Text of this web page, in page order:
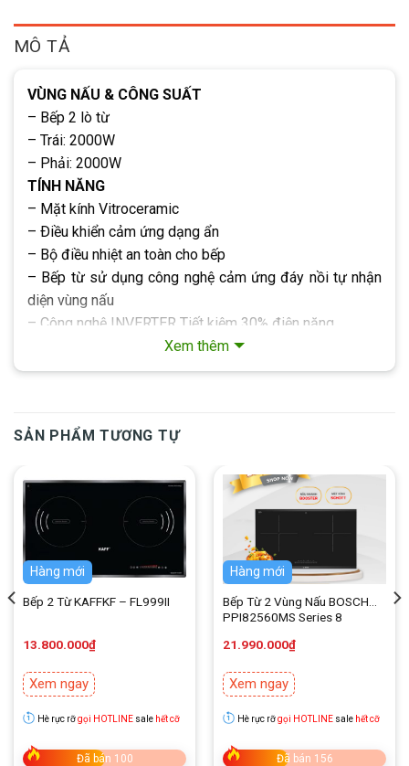
MÔ TẢ
VÙNG NẤU & CÔNG SUẤT
– Bếp 2 lò từ
– Trái: 2000W
– Phải: 2000W
TÍNH NĂNG
– Mặt kính Vitroceramic
– Ðiều khiển cảm ứng dạng ẩn
– Bộ điều nhiệt an toàn cho bếp
– Bếp từ sử dụng công nghệ cảm ứng đáy nồi tự nhận
diện vùng nấu
– Công nghệ INVERTER Tiết kiệm 30% điện năng
– Cảnh báo nhiệt dư
– Tự động ngắt khi quá nhiệt
THÔNG SỐ KỸ THUẬT
– Kích thước mặt bếp: 710x410mm
– Kích thước khoét đá: 680x380mm
– Tổng công suất: 4000w
Xem thêm
SẢN PHẨM TƯƠNG TỰ
Hàng mới
Bếp 2 Từ KAFFKF – FL999II
13.800.000₫
Xem ngay
Hè rực rỡgọi HOTLINEsale hết cỡ
Đã bán 100
Hàng mới
Bếp Từ 2 Vùng Nấu BOSCH
PPI82560MS Series 8
21.990.000₫
Xem ngay
Hè rực rỡgọi HOTLINEsale hết cỡ
Đã bán 156